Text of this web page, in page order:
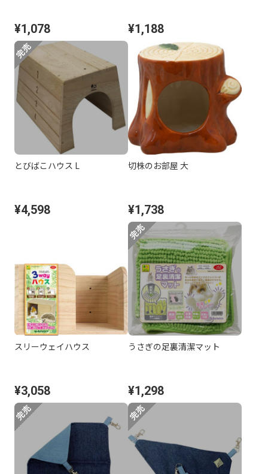
¥1,078 ¥1,188
とびばこハウス L
¥4,598
切株のお部屋 大
¥1,738
スリーウェイハウス
¥3,058
うさぎの足裏清潔マット
¥1,298